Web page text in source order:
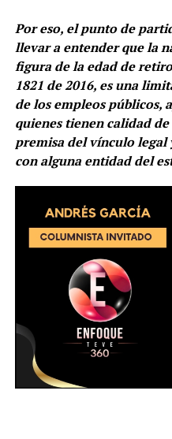
Por eso, el punto de
llevar a entender que la
figura de la edad de
1821 de 2016, es una
de los empleos públicos,
quienes tienen calidad
premisa del vínculo
con alguna entidad del